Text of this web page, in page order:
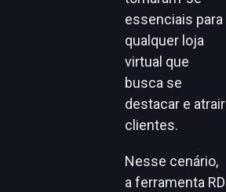
essenciais para
qualquer loja
virtual que
busca se
destacar e atrair
clientes.
Nesse cenário,
a ferramenta RD